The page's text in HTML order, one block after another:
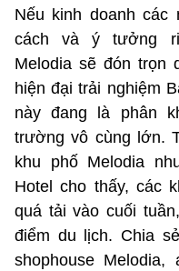
Nếu kinh doanh các
cách và ý tưởng
Melodia sẽ đón trọn
hiện đại trải nghiệm
này đang là phân
trường vô cùng lớn.
khu phố Melodia
Hotel cho thấy, các
quá tải vào cuối
điểm du lịch. Chia
shophouse